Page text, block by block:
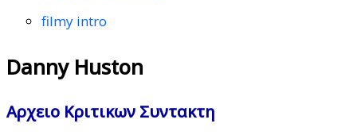
filmy intro
Danny Huston
Αρχειο Κριτικων Συντακτη